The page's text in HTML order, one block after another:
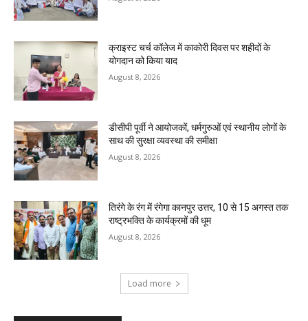
क्राइस्ट चर्च कॉलेज में काकोरी दिवस पर शहीदों के
योगदान को किया याद
August 8, 2026
डीसीपी पूर्वी ने आयोजकों, धर्मगुरुओं एवं स्थानीय लोगों के
साथ की सुरक्षा व्यवस्था की समीक्षा
August 8, 2026
तिरंगे के रंग में रंगेगा कानपुर उत्तर, 10 से 15 अगस्त तक
राष्ट्रभक्ति के कार्यक्रमों की धूम
August 8, 2026
Load more